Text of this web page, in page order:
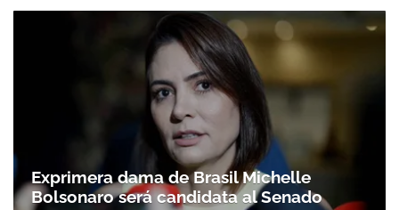
Exprimera dama de Brasil Michelle
Bolsonaro será candidata al Senado